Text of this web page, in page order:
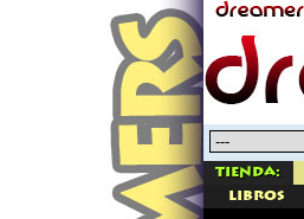
Tienda:
libros